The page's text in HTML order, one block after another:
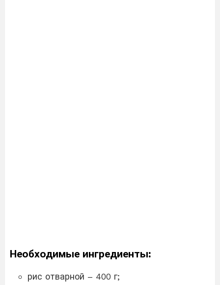
Необходимые ингредиенты:
рис отварной – 400 г;